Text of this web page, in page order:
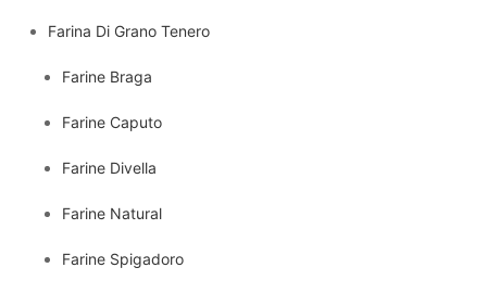
Farina Di Grano Tenero
Farine Braga
Farine Caputo
Farine Divella
Farine Natural
Farine Spigadoro